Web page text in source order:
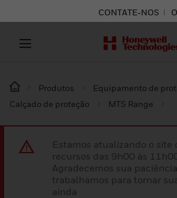
CONTATE-NOS
Produtos
Equipamento de
Calçado de proteção
MTS Range
Estamos atualizando o site
recursos das 9h00 às
Agradecemos sua
trabalhamos para tornar
ainda